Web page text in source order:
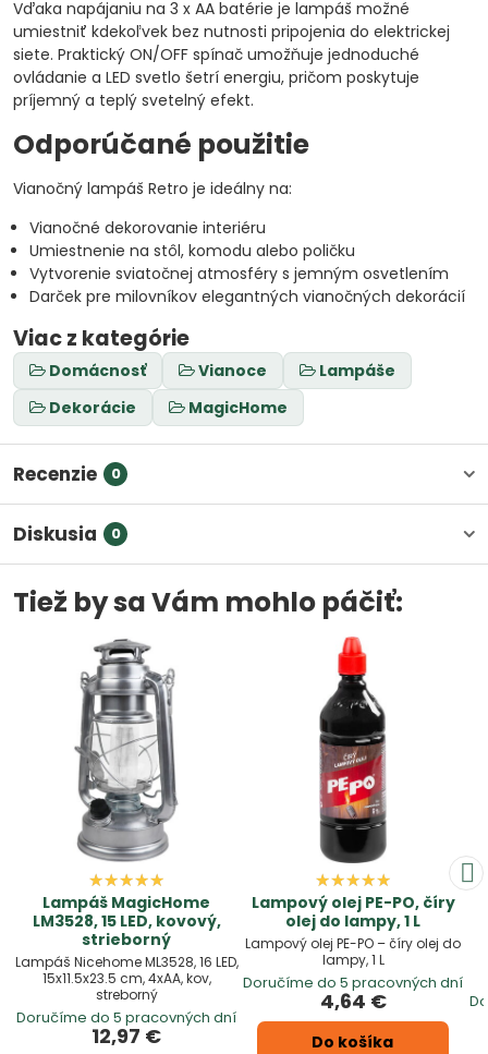
Vďaka napájaniu na 3 x AA batérie je lampáš možné
umiestniť kdekoľvek bez nutnosti pripojenia do elektrickej
siete. Praktický ON/OFF spínač umožňuje jednoduché
ovládanie a LED svetlo šetrí energiu, pričom poskytuje
príjemný a teplý svetelný efekt.
Odporúčané použitie
Vianočný lampáš Retro je ideálny na:
Vianočné dekorovanie interiéru
Umiestnenie na stôl, komodu alebo poličku
Vytvorenie sviatočnej atmosféry s jemným osvetlením
Darček pre milovníkov elegantných vianočných dekorácií
Viac z kategórie
Domácnosť Vianoce
Lampáše
Dekorácie
MagicHome
Recenzie 0
Diskusia 0
Tiež by sa Vám mohlo páčiť:
Lampáš MagicHome
LM3528, 15 LED, kovový,
strieborný
Lampáš Nicehome ML3528, 16 LED,
15x11.5x23.5 cm, 4xAA, kov,
streborný
Doručíme do 5 pracovných dní
12,97 €
Lampový olej PE-PO, číry
olej do lampy, 1 L
Lampový olej PE-PO – číry olej do
lampy, 1 L
Doručíme do 5 pracovných dní
4,64 €
Do košíka